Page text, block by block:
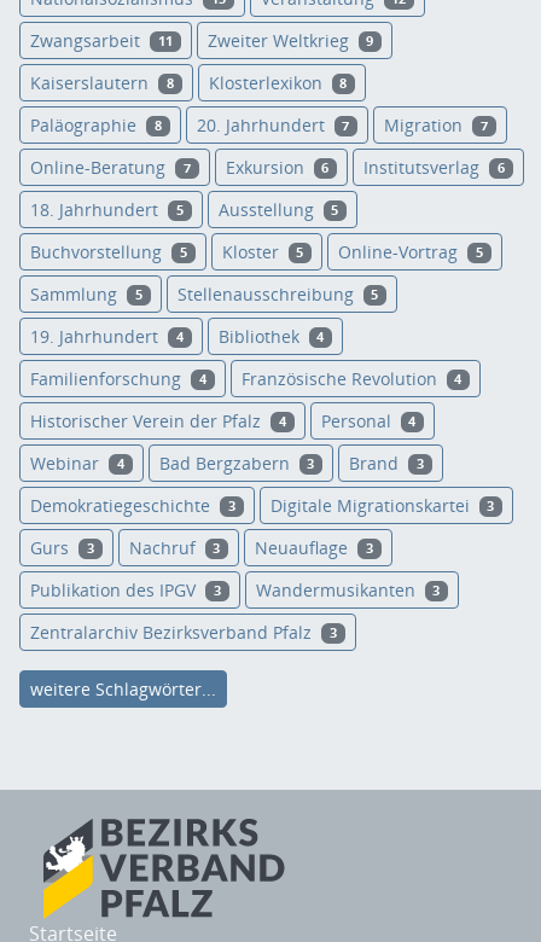
Zwangsarbeit 11 Zweiter Weltkrieg 9
Kaiserslautern 8 Klosterlexikon 8
Paläographie 8 20. Jahrhundert 7 Migration 7
Online-Beratung 7 Exkursion 6 Institutsverlag 6
18. Jahrhundert 5 Ausstellung 5
Buchvorstellung 5 Kloster 5 Online-Vortrag 5
Sammlung 5 Stellenausschreibung 5
19. Jahrhundert 4 Bibliothek 4
Familienforschung 4 Französische Revolution 4
Historischer Verein der Pfalz 4 Personal 4
Webinar 4 Bad Bergzabern 3 Brand 3
Demokratiegeschichte 3 Digitale Migrationskartei 3
Gurs 3 Nachruf 3 Neuauflage 3
Publikation des IPGV 3 Wandermusikanten 3
Zentralarchiv Bezirksverband Pfalz 3
weitere Schlagwörter...
Startseite